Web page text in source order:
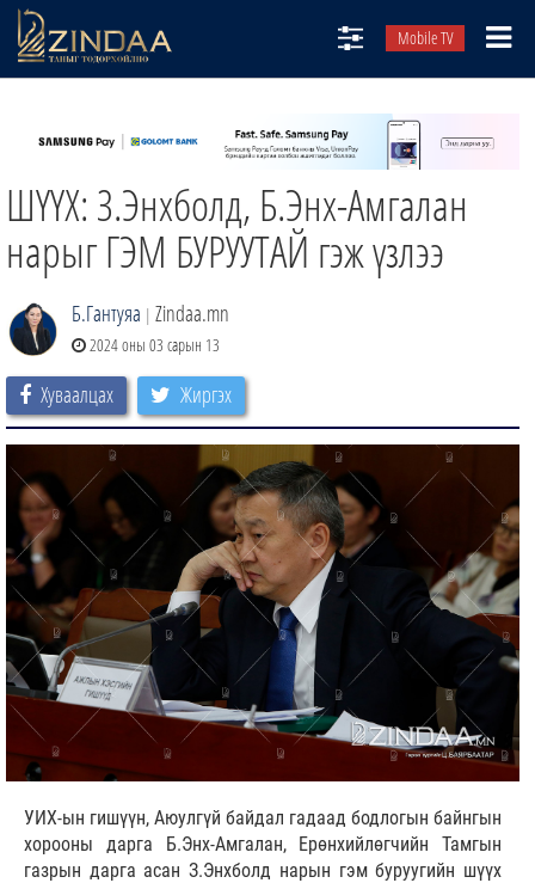
Mobile TV
ТВ8
ӨГЛӨӨНИЙ СОНИН
АУДИО ЗОХИОЛ
ЗИНДАА СЭТГҮҮЛ
ШҮҮХ: З.Энхболд, Б.Энх-Амгалан
нарыг ГЭМ БУРУУТАЙ гэж үзлээ
Б.Гантуяа | Zindaa.mn
2024 оны 03 сарын 13
Хуваалцах Жиргэх
УИХ-ын гишүүн, Аюулгүй байдал гадаад бодлогын байнгын
хорооны дарга Б.Энх-Амгалан, Ерөнхийлөгчийн Тамгын
газрын дарга асан З.Энхболд нарын гэм буруугийн шүүх